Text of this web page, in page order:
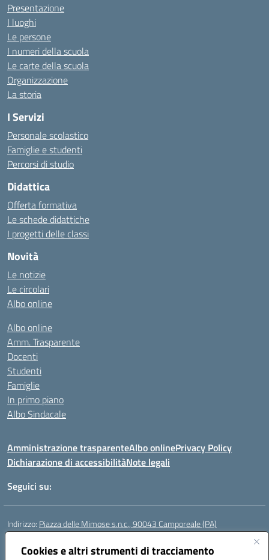
Cookies e altri strumenti di tracciamento
Presentazione
I luoghi
Le persone
I numeri della scuola
Le carte della scuola
Organizzazione
La storia
I Servizi
Personale scolastico
Famiglie e studenti
Percorsi di studio
Didattica
Offerta formativa
Le schede didattiche
I progetti delle classi
Novità
Le notizie
Le circolari
Albo online
Albo online
Amm. Trasparente
Docenti
Studenti
Famiglie
In primo piano
Albo Sindacale
Amministrazione trasparenteAlbo onlinePrivacy Policy
Dichiarazione di accessibilitàNote legali
Seguici su:
Indirizzo: Piazza delle Mimose s.n.c., 90043 Camporeale (PA)
Centralino:
Email:paic840008@istruzione.it